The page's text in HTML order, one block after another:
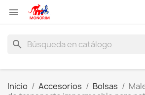

search
Inicio Accesorios Bolsas